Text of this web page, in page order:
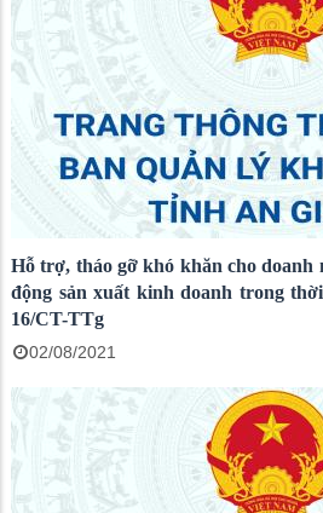
Hỗ trợ, tháo gỡ khó khăn cho doanh
động sản xuất kinh doanh trong
16/CT-TTg
02/08/2021